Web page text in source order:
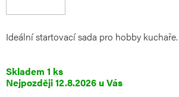
Ideální startovací sada pro hobby kuchaře.
Skladem 1 ks
12.8.2026